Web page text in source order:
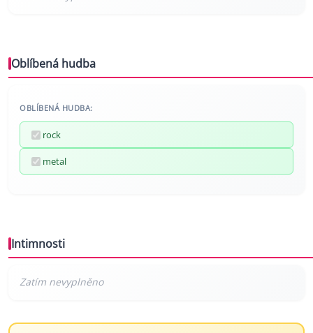
Oblíbená hudba
OBLÍBENÁ HUDBA:
rock
metal
Intimnosti